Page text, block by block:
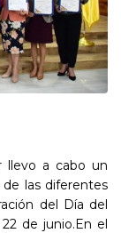
llevo a cabo un
las diferentes
del Día del
de junio.En el